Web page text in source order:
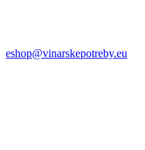
eshop@vinarskepotreby.eu